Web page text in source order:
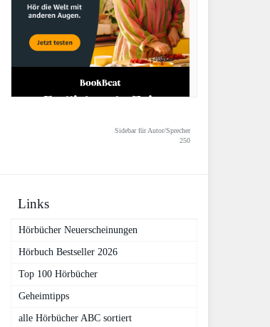
Sidebar für Autor/Sprecher
250
Links
Hörbücher Neuerscheinungen
Hörbuch Bestseller 2026
Top 100 Hörbücher
Geheimtipps
alle Hörbücher ABC sortiert